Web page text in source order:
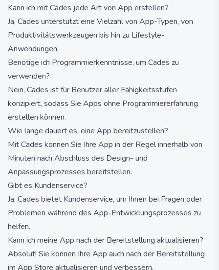
Kann ich mit Cades jede Art von App erstellen?
Ja, Cades unterstützt eine Vielzahl von App-Typen, von
Produktivitätswerkzeugen bis hin zu Lifestyle-
Anwendungen.
Benötige ich Programmierkenntnisse, um Cades zu
verwenden?
Nein, Cades ist für Benutzer aller Fähigkeitsstufen
konzipiert, sodass Sie Apps ohne Programmiererfahrung
erstellen können.
Wie lange dauert es, eine App bereitzustellen?
Mit Cades können Sie Ihre App in der Regel innerhalb von
Minuten nach Abschluss des Design- und
Anpassungsprozesses bereitstellen.
Gibt es Kundenservice?
Ja, Cades bietet Kundenservice, um Ihnen bei Fragen oder
Problemen während des App-Entwicklungsprozesses zu
helfen.
Kann ich meine App nach der Bereitstellung aktualisieren?
Absolut! Sie können Ihre App auch nach der Bereitstellung
im App Store aktualisieren und verbessern.